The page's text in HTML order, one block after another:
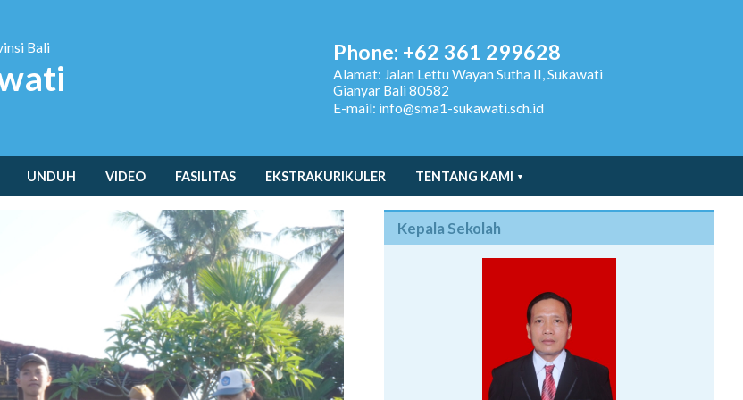
Bali Phone: +62 361 299628
Alamat: Jalan Lettu Wayan Sutha II, Sukawati
Gianyar Bali 80582
E-mail: info@sma1-sukawati.sch.id
UNDUH VIDEO FASILITAS EKSTRAKURIKULER TENTANG KAMI
Kepala Sekolah